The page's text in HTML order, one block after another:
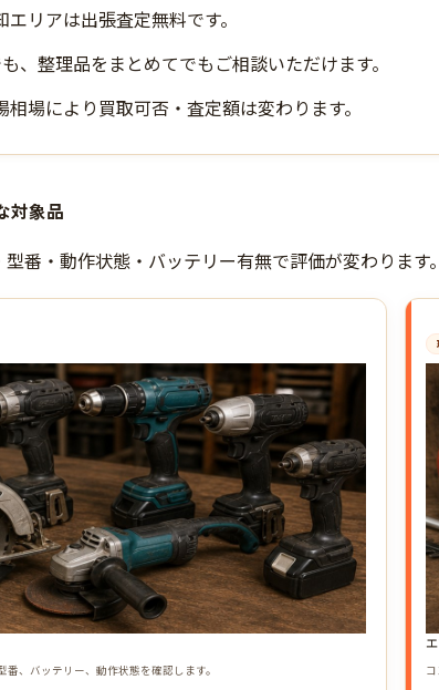
エリアは出張査定無料です。
、整理品をまとめてでもご相談いただけます。
相場により買取可否・査定額は変わります。
対象品
番・動作状態・バッテリー有無で評価が変わります
番、バッテリー、動作状態を確認します。